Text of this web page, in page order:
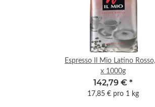
Espresso Il Mio Latino
x 1000g
142,79 € *
17,85 € pro 1 kg